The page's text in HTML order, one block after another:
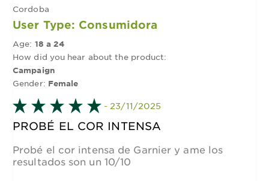
Cordoba
User Type: Consumidora
Age: 18 a 24
How did you hear about the product:
Campaign
Gender: Female
- 23/11/2025
PROBÉ EL COR INTENSA
Probé el cor intensa de Garnier y ame los
resultados son un 10/10